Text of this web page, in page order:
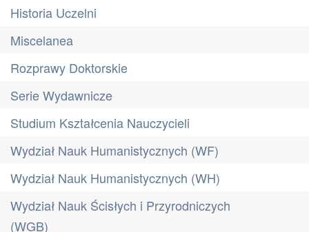
Historia Uczelni
Miscelanea
Rozprawy Doktorskie
Serie Wydawnicze
Studium Kształcenia Nauczycieli
Wydział Nauk Humanistycznych (WF)
Wydział Nauk Humanistycznych (WH)
Wydział Nauk Ścisłych i Przyrodniczych
(WGB)